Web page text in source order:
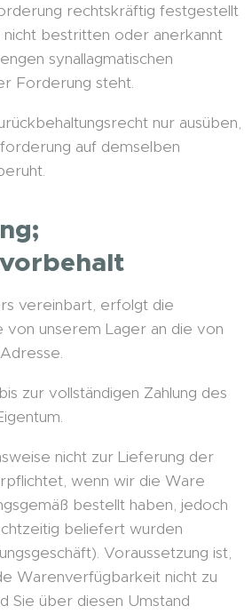
rechtskräftig festgestellt
bestritten oder anerkannt
synallagmatischen
Forderung steht.
nur ausüben,
auf demselben
vereinbart, erfolgt die
unserem Lager an die von
zur vollständigen Zahlung des
nicht zur Lieferung der
wenn wir die Ware
bestellt haben, jedoch
beliefert wurden
Voraussetzung ist,
Warenverfügbarkeit nicht zu
Sie über diesen Umstand